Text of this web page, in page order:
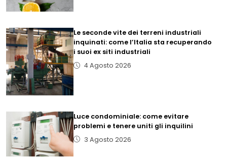
Le seconde vite dei terreni industriali
inquinati: come l’Italia sta recuperando
i suoi ex siti industriali
4 Agosto 2026
Luce condominiale: come evitare
problemi e tenere uniti gli inquilini
3 Agosto 2026